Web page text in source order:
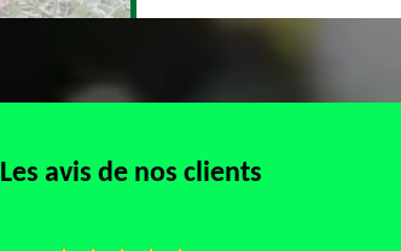
Les avis de nos clients